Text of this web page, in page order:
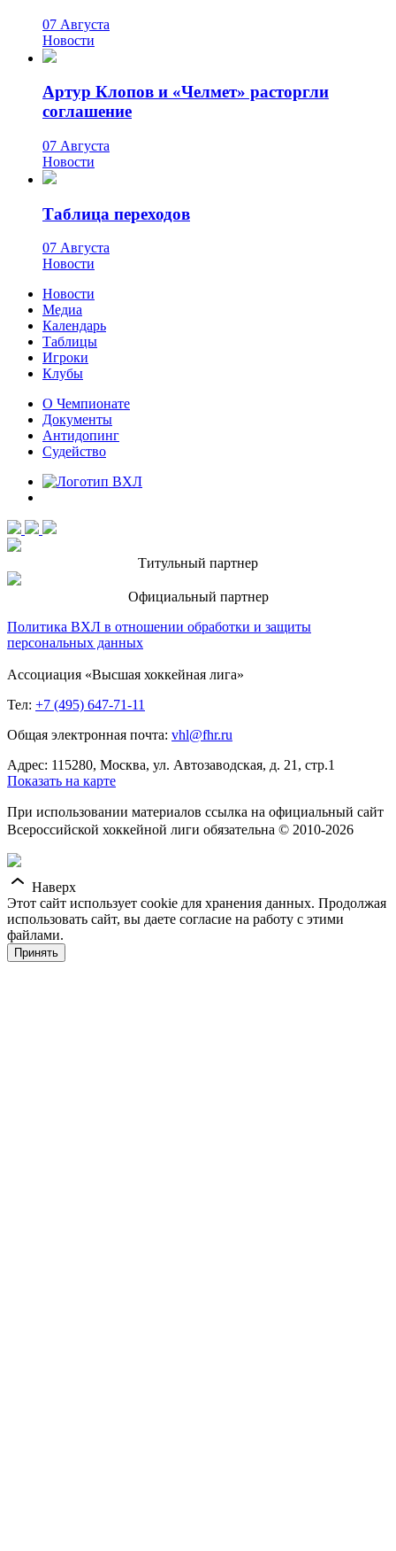
07 Августа
Новости
Артур Клопов и «Челмет» расторгли
соглашение
07 Августа
Новости
Таблица переходов
07 Августа
Новости
Новости
Медиа
Календарь
Таблицы
Игроки
Клубы
О Чемпионате
Документы
Антидопинг
Судейство
Титульный партнер
Официальный партнер
Политика ВХЛ в отношении обработки и защиты
персональных данных
Ассоциация «Высшая хоккейная лига»
Тел: +7 (495) 647-71-11
Общая электронная почта: vhl@fhr.ru
Адрес: 115280, Москва, ул. Автозаводская, д. 21, стр.1
Показать на карте
При использовании материалов ссылка на официальный сайт
Всероссийской хоккейной лиги обязательна © 2010-2026
Наверх
Этот сайт использует cookie для хранения данных. Продолжая
использовать сайт, вы даете согласие на работу с этими
файлами.
Принять